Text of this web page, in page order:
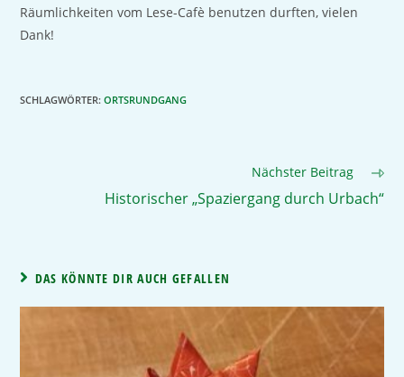
Räumlichkeiten vom Lese-Cafè benutzen durften, vielen
Dank!
SCHLAGWÖRTER:ORTSRUNDGANG
Nächster Beitrag
Historischer „Spaziergang durch Urbach“
DAS KÖNNTE DIR AUCH GEFALLEN